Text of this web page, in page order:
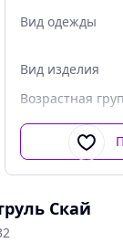
Вид одежды
Вид изделия
Возрастная
Скай